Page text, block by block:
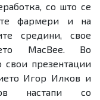
со што се
фармери и на
средини, свое
MacBee. Во
свои презентации
Игор Илков и
настапи со